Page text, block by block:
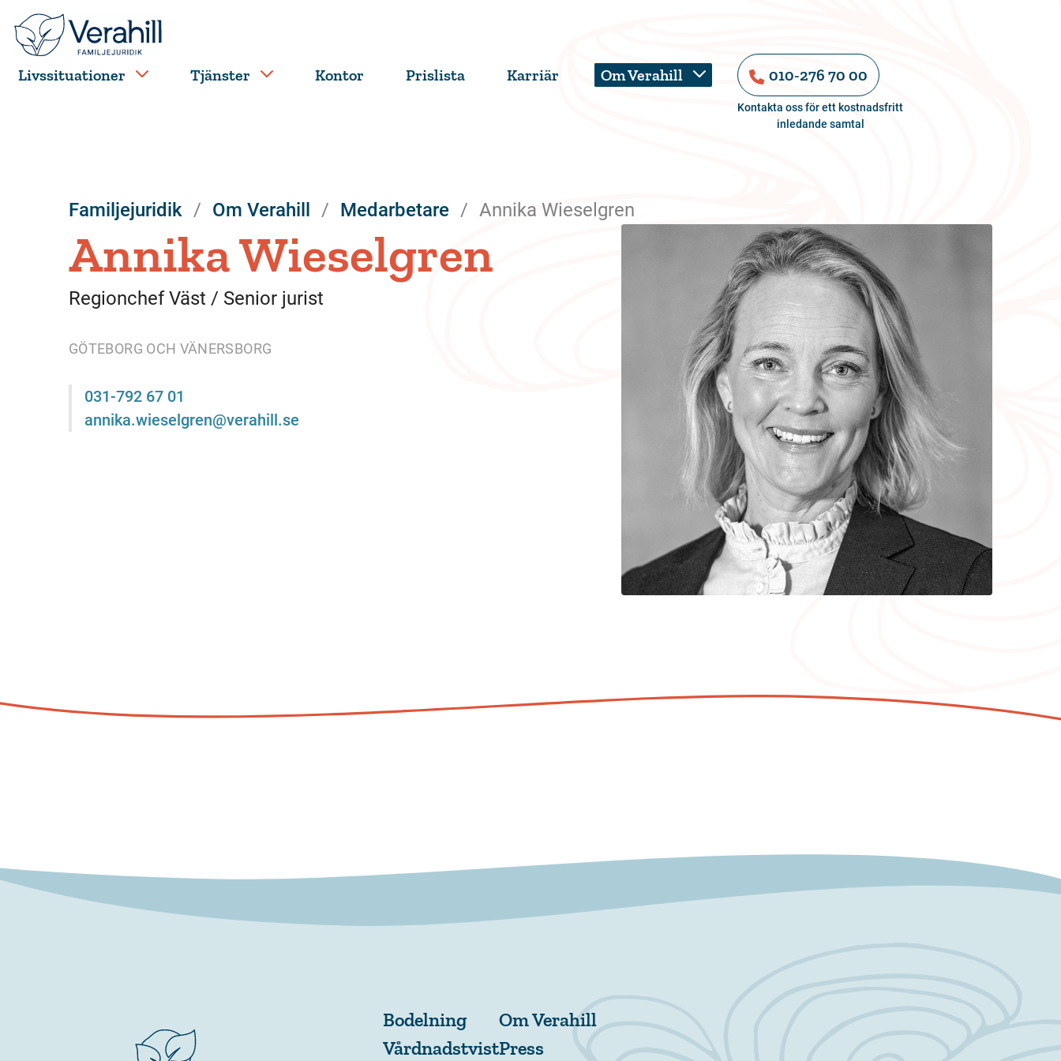
Livssituationer Tjänster Kontor Prislista Karriär Om Verahill 010-276 70 00
Kontakta oss för ett kostnadsfritt
inledande samtal
Familjejuridik Om Verahill Medarbetare Annika Wieselgren
Annika Wieselgren
Regionchef Väst / Senior jurist
GÖTEBORG OCH VÄNERSBORG
031-792 67 01
annika.wieselgren@verahill.se
Bodelning
Vårdnadstvist
Om Verahill
Press